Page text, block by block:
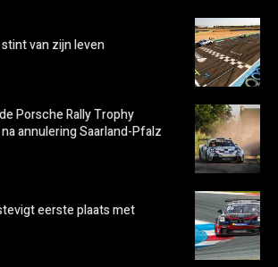
van zijn leven
Porsche Rally Trophy
annulering Saarland-Pfalz
eerste plaats met